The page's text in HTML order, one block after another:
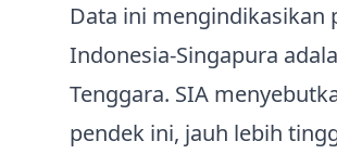
Data ini mengindikasikan
Indonesia‑Singapura
Tenggara. SIA
pendek ini, jauh lebih